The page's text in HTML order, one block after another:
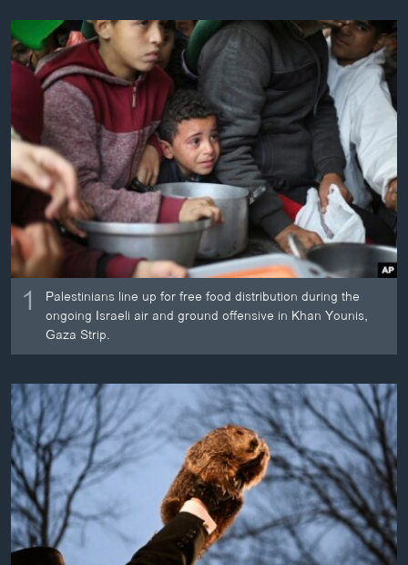
ອິດສະຫຼະພາບດ້ານການຂ່າວ
ຊີວິດຊາວລາວ
ຊຸມຊົນຊາວລາວ
ວິທະຍາສາດ-ເທັກໂນໂລຈີ
ທຸລະກິດ
ພາສາອັງກິດ
ວີດີໂອ
ສຽງ
ລາຍການກະຈາຍສຽງ
ລາຍງານ
ຕິດຕາມພວກເຮົາ ທີ່
ພາສາຕ່າງໆ
1
Palestinians line up for free food distribution during the
ongoing Israeli air and ground offensive in Khan Younis,
Gaza Strip.